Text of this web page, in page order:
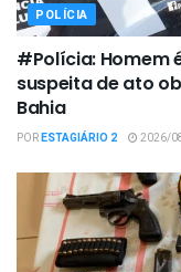
POLÍCIA
#Polícia: Homem
suspeita de ato
Bahia
PORESTAGIÁRIO 2 2026/